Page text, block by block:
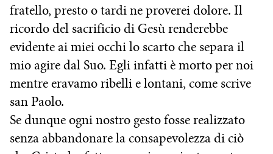
fratello, presto o tardi ne proverei dolore. Il
ricordo del sacrificio di Gesù renderebbe
evidente ai miei occhi lo scarto che separa il
mio agire dal Suo. Egli infatti è morto per noi
mentre eravamo ribelli e lontani, come scrive
san Paolo.
Se dunque ogni nostro gesto fosse realizzato
senza abbandonare la consapevolezza di ciò